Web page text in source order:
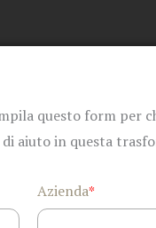
questo form per
aiuto in questa
Azienda*